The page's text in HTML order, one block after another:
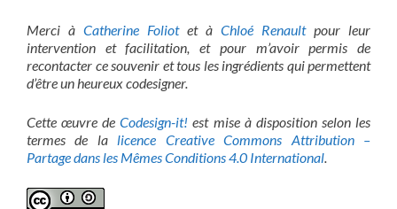
Merci à Catherine Foliotet à Chloé Renaultpour leur
intervention et facilitation, et pour m’avoir permis de
recontacter ce souvenir et tous les ingrédients qui permettent
d’être un heureux codesigner.
Cette œuvre deCodesign-it! est mise à disposition selon les
termes de la licence Creative Commons Attribution –
Partage dans les Mêmes Conditions 4.0 International.